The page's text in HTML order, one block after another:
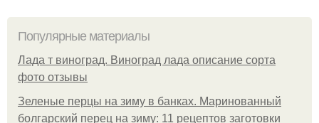
Популярные материалы
Лада т виноград. Виноград лада описание сорта
фото отзывы
Зеленые перцы на зиму в банках. Маринованный
болгарский перец на зиму: 11 рецептов заготовки